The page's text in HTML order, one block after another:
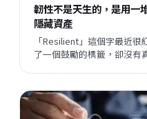
韌性不是天生的，是用
隱藏資產
「Resilient」這個字最近
了一個鼓勵的標籤，卻沒有